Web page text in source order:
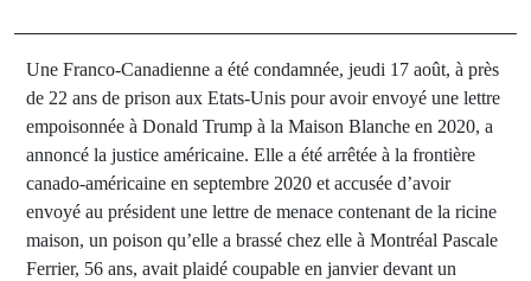
Une Franco-Canadienne a été condamnée, jeudi 17 août, à près
de 22 ans de prison aux Etats-Unis pour avoir envoyé une lettre
empoisonnée à Donald Trump à la Maison Blanche en 2020, a
annoncé la justice américaine. Elle a été arrêtée à la frontière
canado-américaine en septembre 2020 et accusée d’avoir
envoyé au président une lettre de menace contenant de la ricine
maison, un poison qu’elle a brassé chez elle à Montréal Pascale
Ferrier, 56 ans, avait plaidé coupable en janvier devant un